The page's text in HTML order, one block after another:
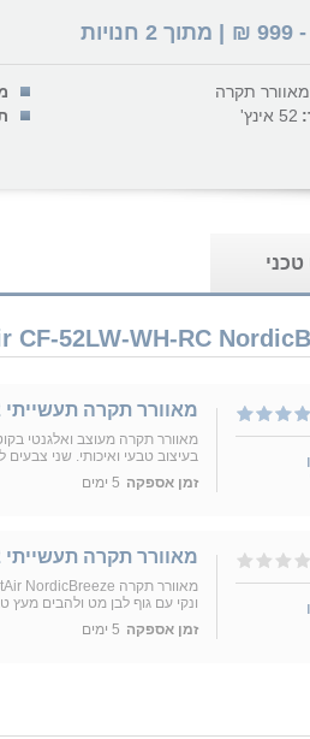
-
999
₪ | מתוך 2 חנויות
מאוורר תקרה
52 אינץ'
מאוורר תקרה תעשייתי SmartAir NordicBreeze 52
בעיצוב טבעי ואיכותי. שני צבעים
זמן אספקה 5 ימים
מאוורר תקרה תעשייתי SmartAir NordicBreeze 52
ונקי עם גוף לבן מט ולהבים מעץ
זמן אספקה 5 ימים